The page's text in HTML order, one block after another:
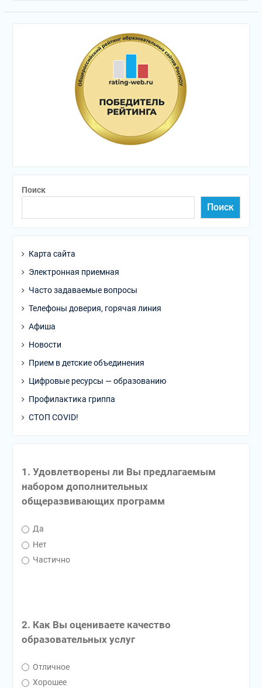
Поиск
Поиск
Карта сайта
Электронная приемная
Часто задаваемые вопросы
Телефоны доверия, горячая линия
Афиша
Новости
Прием в детские объединения
Цифровые ресурсы — образованию
Профилактика гриппа
СТОП COVID!
1. Удовлетворены ли Вы предлагаемым
набором дополнительных
общеразвивающих программ
Да
Нет
Частично
2. Как Вы оцениваете качество
образовательных услуг
Отличное
Хорошее